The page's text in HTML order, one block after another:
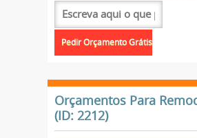
Orçamentos Para
(ID: 2212)